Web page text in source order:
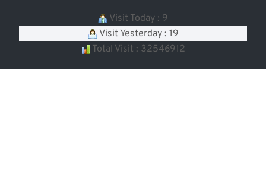
Visit Today : 9
Visit Yesterday : 19
Total Visit : 32546912